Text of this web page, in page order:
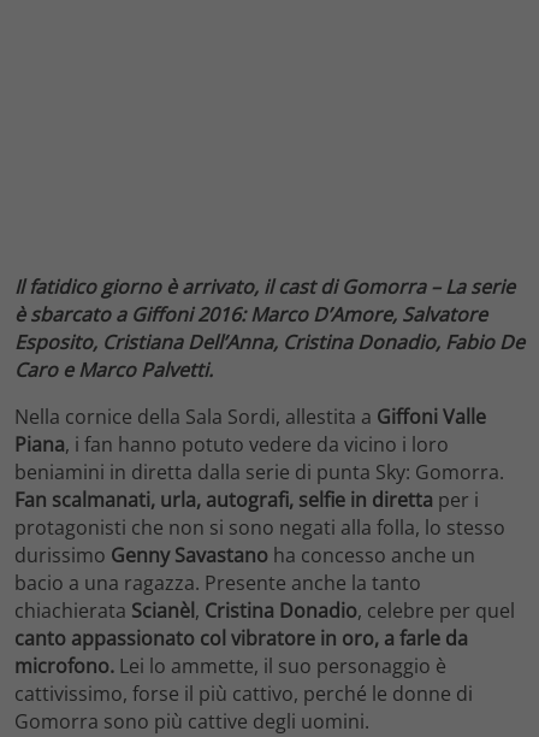
Il fatidico giorno è arrivato, il cast di Gomorra – La serie
è sbarcato a Giffoni 2016: Marco D’Amore, Salvatore
Esposito, Cristiana Dell’Anna, Cristina Donadio, Fabio De
Caro e Marco Palvetti.
Nella cornice della Sala Sordi, allestita a Giffoni Valle
Piana, i fan hanno potuto vedere da vicino i loro
beniamini in diretta dalla serie di punta Sky: Gomorra.
Fan scalmanati, urla, autografi, selfie in diretta per i
protagonisti che non si sono negati alla folla, lo stesso
durissimo Genny Savastano ha concesso anche un
bacio a una ragazza. Presente anche la tanto
chiachierata Scianèl, Cristina Donadio, celebre per quel
canto appassionato col vibratore in oro, a farle da
microfono. Lei lo ammette, il suo personaggio è
cattivissimo, forse il più cattivo, perché le donne di
Gomorra sono più cattive degli uomini.